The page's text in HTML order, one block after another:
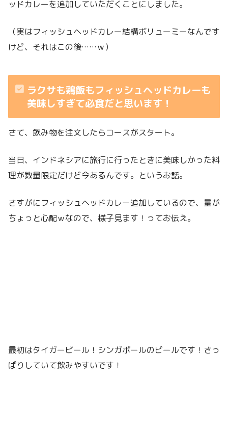
ッドカレーを追加していただくことにしました。
（実はフィッシュヘッドカレー結構ボリューミーなんです
けど、それはこの後……ｗ）
ラクサも鶏飯もフィッシュヘッドカレーも
美味しすぎて必食だと思います！
さて、飲み物を注文したらコースがスタート。
当日、インドネシアに旅行に行ったときに美味しかった料
理が数量限定だけど今あるんです。というお話。
さすがにフィッシュヘッドカレー追加しているので、量が
ちょっと心配ｗなので、様子見ます！ってお伝え。
最初はタイガービール！シンガポールのビールです！さっ
ぱりしていて飲みやすいです！